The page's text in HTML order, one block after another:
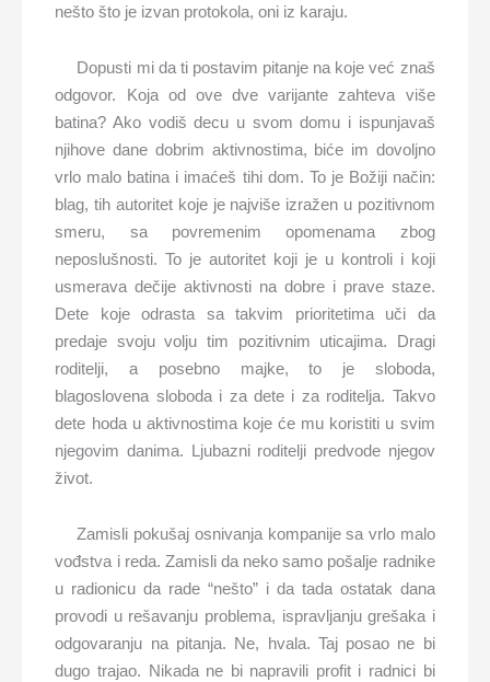
nešto što je izvan protokola, oni iz karaju.
Dopusti mi da ti postavim pitanje na koje već znaš
odgovor. Koja od ove dve varijante zahteva više
batina? Ako vodiš decu u svom domu i ispunjavaš
njihove dane dobrim aktivnostima, biće im dovoljno
vrlo malo batina i imaćeš tihi dom. To je Božiji način:
blag, tih autoritet koje je najviše izražen u pozitivnom
smeru, sa povremenim opomenama zbog
neposlušnosti. To je autoritet koji je u kontroli i koji
usmerava dečije aktivnosti na dobre i prave staze.
Dete koje odrasta sa takvim prioritetima uči da
predaje svoju volju tim pozitivnim uticajima. Dragi
roditelji, a posebno majke, to je sloboda,
blagoslovena sloboda i za dete i za roditelja. Takvo
dete hoda u aktivnostima koje će mu koristiti u svim
njegovim danima. Ljubazni roditelji predvode njegov
život.
Zamisli pokušaj osnivanja kompanije sa vrlo malo
vođstva i reda. Zamisli da neko samo pošalje radnike
u radionicu da rade “nešto” i da tada ostatak dana
provodi u rešavanju problema, ispravljanju grešaka i
odgovaranju na pitanja. Ne, hvala. Taj posao ne bi
dugo trajao. Nikada ne bi napravili profit i radnici bi